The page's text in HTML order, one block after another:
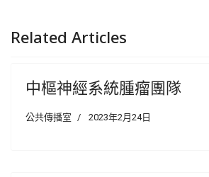
Related Articles
中樞神經系統腫瘤團隊
公共傳播室 2023年2月24日